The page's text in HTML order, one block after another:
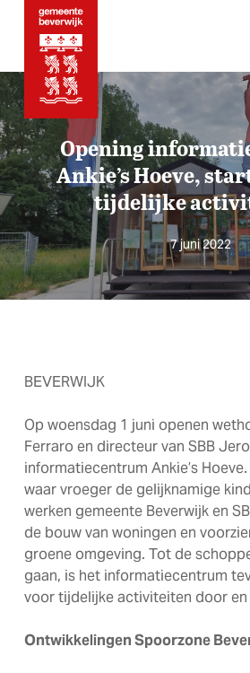
content
Opening
Ankie’s Hoeve,
tijdelijke
7 juni 2022
BEVERWIJK
Op woensdag 1 juni openen
Ferraro en directeur van SBB
informatiecentrum Ankie’s
waar vroeger de gelijknamige
werken gemeente Beverwijk en
de bouw van woningen en
groene omgeving. Tot de
gaan, is het informatiecentrum
voor tijdelijke activiteiten door en
Ontwikkelingen Spoorzone